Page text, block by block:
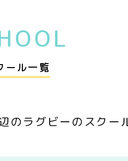
ール一覧
のラグビーのスクー